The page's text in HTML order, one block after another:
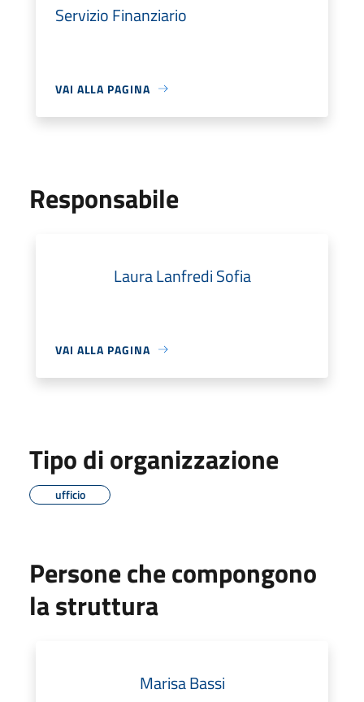
Servizio Finanziario
VAI ALLA PAGINA
Responsabile
Laura Lanfredi Sofia
VAI ALLA PAGINA
Tipo di organizzazione
ufficio
Persone che compongono
la struttura
Marisa Bassi